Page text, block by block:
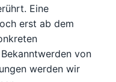
Eine
erst ab dem
von
werden wir